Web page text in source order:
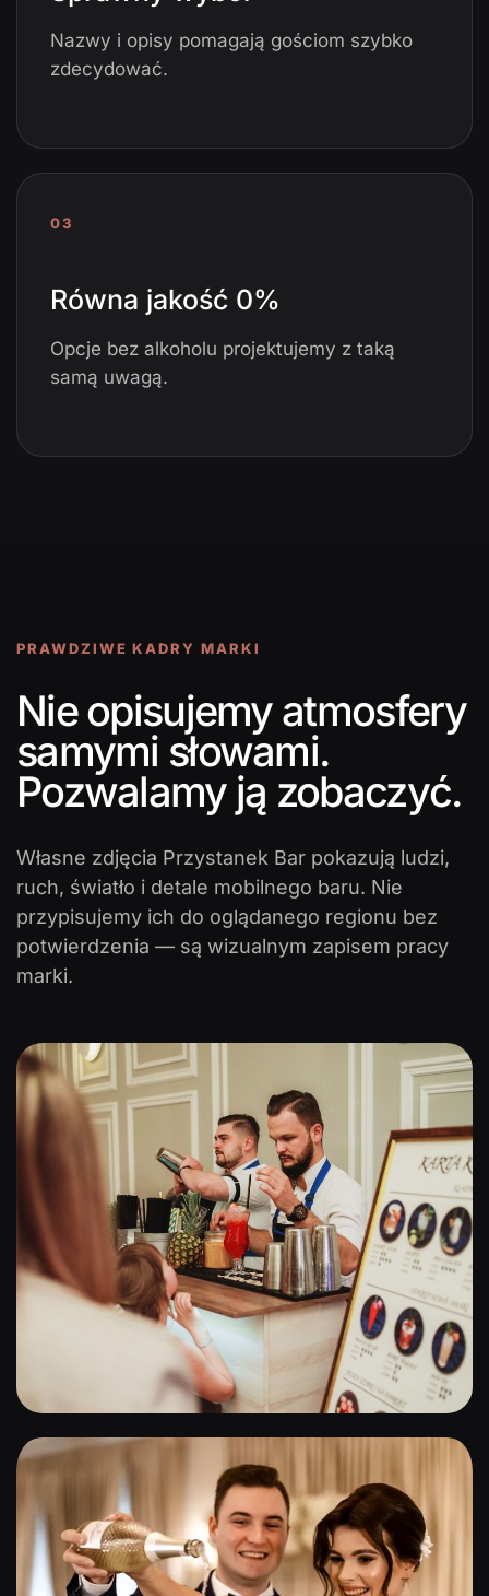
Nazwy i opisy pomagają gościom szybko
zdecydować.
03
Równa jakość 0%
Opcje bez alkoholu projektujemy z taką
samą uwagą.
PRAWDZIWE KADRY MARKI
Nie opisujemy atmosfery
samymi słowami.
Pozwalamy ją zobaczyć.
Własne zdjęcia Przystanek Bar pokazują ludzi,
ruch, światło i detale mobilnego baru. Nie
przypisujemy ich do oglądanego regionu bez
potwierdzenia — są wizualnym zapisem pracy
marki.